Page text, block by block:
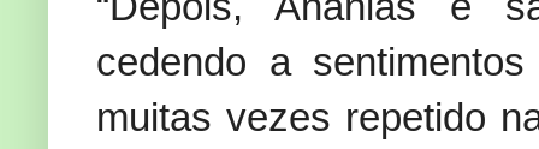
cedendo a
muitas vezes repetido